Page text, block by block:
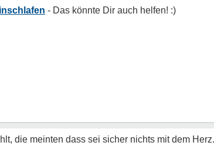
die meinten dass sei sicher nichts mit dem